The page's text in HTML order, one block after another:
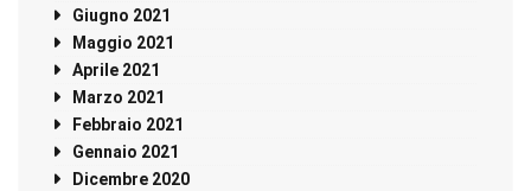
Giugno 2021
Maggio 2021
Aprile 2021
Marzo 2021
Febbraio 2021
Gennaio 2021
Dicembre 2020